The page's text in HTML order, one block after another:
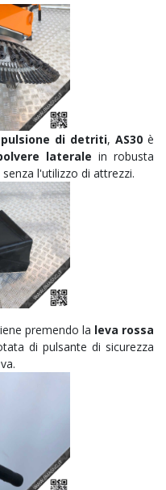
di detriti, AS30è
laterale in robusta
l'utilizzo di attrezzi.
premendo la leva rossa
di pulsante di sicurezza